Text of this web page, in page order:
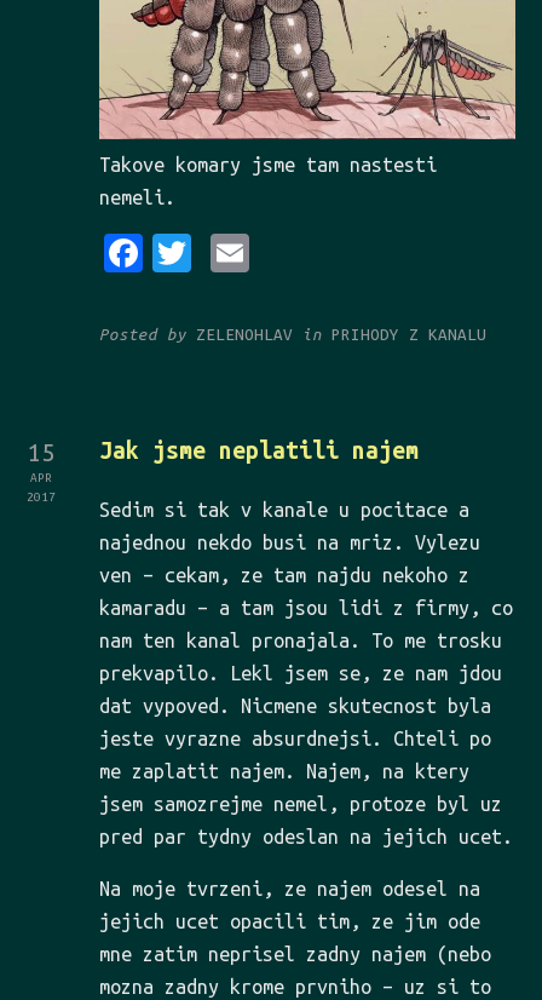
Takove komary jsme tam nastesti
nemeli.
Fa
bo
Tw
te l
Posted by ZELENOHLAV in PRIHODY Z KANALU
15
APR
2017
Jak jsme neplatili najem
Sedim si tak v kanale u pocitace a
najednou nekdo busi na mriz. Vylezu
ven – cekam, ze tam najdu nekoho z
kamaradu – a tam jsou lidi z firmy, co
nam ten kanal pronajala. To me trosku
prekvapilo. Lekl jsem se, ze nam jdou
dat vypoved. Nicmene skutecnost byla
jeste vyrazne absurdnejsi. Chteli po
me zaplatit najem. Najem, na ktery
jsem samozrejme nemel, protoze byl uz
pred par tydny odeslan na jejich ucet.
Na moje tvrzeni, ze najem odesel na
jejich ucet opacili tim, ze jim ode
mne zatim neprisel zadny najem (nebo
mozna zadny krome prvniho – uz si to